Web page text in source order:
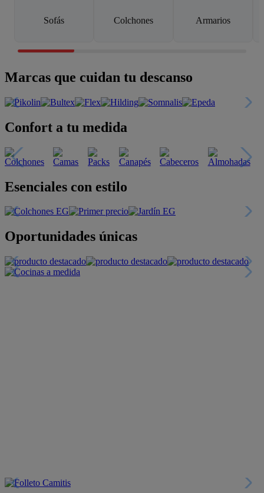
Sofás Colchones Armarios
Marcas que cuidan tu descanso
Confort a tu medida
Esenciales con estilo
Oportunidades únicas